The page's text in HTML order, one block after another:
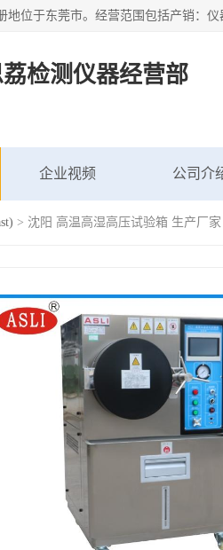
检测仪器经营部
企业视频 公司介
> 沈阳 高温高湿高压试验箱 生产厂家